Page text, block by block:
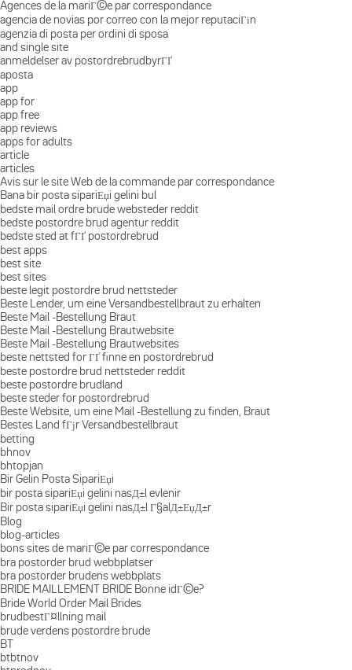
Agences de la mariГ©e par correspondance
agencia de novias por correo con la mejor reputaciГіn
agenzia di posta per ordini di sposa
and single site
anmeldelser av postordrebrudbyrГҐ
aposta
app
app for
app free
app reviews
apps for adults
article
articles
Avis sur le site Web de la commande par correspondance
Bana bir posta sipariЕџi gelini bul
bedste mail ordre brude websteder reddit
bedste postordre brud agentur reddit
bedste sted at fГҐ postordrebrud
best apps
best site
best sites
beste legit postordre brud nettsteder
Beste Lender, um eine Versandbestellbraut zu erhalten
Beste Mail -Bestellung Braut
Beste Mail -Bestellung Brautwebsite
Beste Mail -Bestellung Brautwebsites
beste nettsted for ГҐ finne en postordrebrud
beste postordre brud nettsteder reddit
beste postordre brudland
beste steder for postordrebrud
Beste Website, um eine Mail -Bestellung zu finden, Braut
Bestes Land fГјr Versandbestellbraut
betting
bhnov
bhtopjan
Bir Gelin Posta SipariЕџi
bir posta sipariЕџi gelini nasД±l evlenir
Bir posta sipariЕџi gelini nasД±l Г§alД±ЕџД±r
Blog
blog-articles
bons sites de mariГ©e par correspondance
bra postorder brud webbplatser
bra postorder brudens webbplats
BRIDE MAILLEMENT BRIDE Bonne idГ©e?
Bride World Order Mail Brides
brudbestГ¤llning mail
brude verdens postordre brude
BT
btbtnov